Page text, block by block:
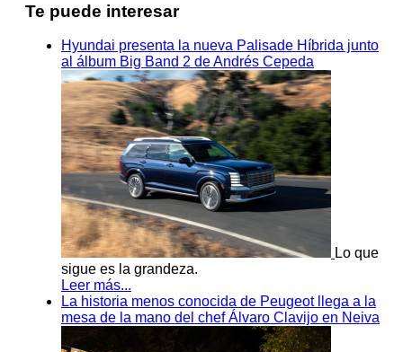
Te puede interesar
Hyundai presenta la nueva Palisade Híbrida junto
al álbum Big Band 2 de Andrés Cepeda
Lo que
sigue es la grandeza.
Leer más...
La historia menos conocida de Peugeot llega a la
mesa de la mano del chef Álvaro Clavijo en Neiva